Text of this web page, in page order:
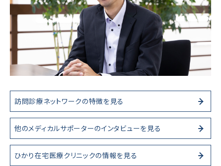
訪問診療ネットワークの特徴を見る
他のメディカルサポーターのインタビューを見る
ひかり在宅医療クリニックの情報を見る